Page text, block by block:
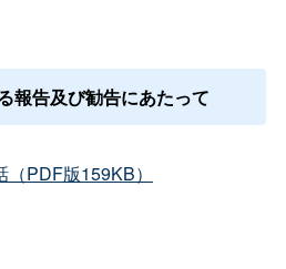
報告及び勧告にあたって
PDF版159KB）